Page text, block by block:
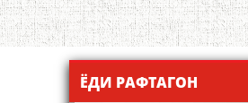
ЁДИ РАФТАГОН